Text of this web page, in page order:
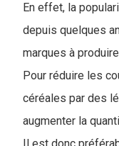
En effet, la
depuis quelques
marques à
Pour réduire les
céréales par des
augmenter la